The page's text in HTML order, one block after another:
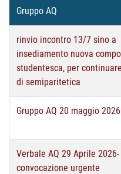
Gruppo AQ
rinvio incontro 13/7 sino a
insediamento nuova
studentesca, per
di semiparitetica
Gruppo AQ 20 maggio 2026
Verbale AQ 29 Aprile 2026-
convocazione urgente